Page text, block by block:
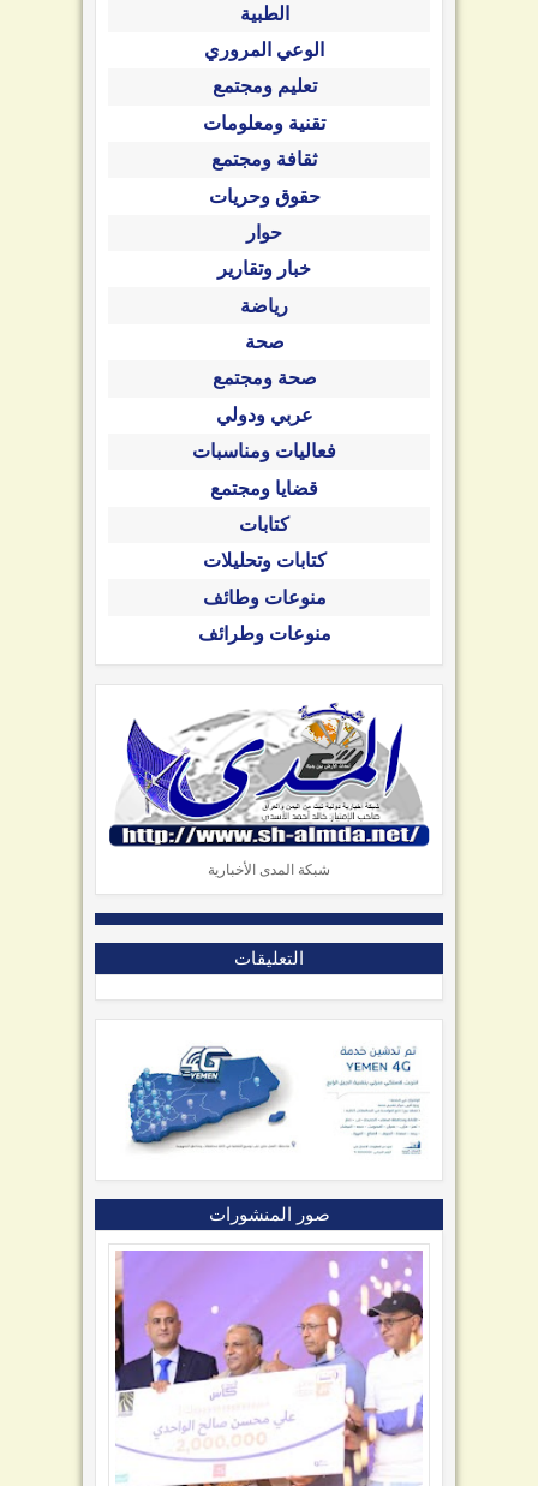
الطبية
الوعي المروري
تعليم ومجتمع
تقنية ومعلومات
ثقافة ومجتمع
حقوق وحريات
حوار
خبار وتقارير
رياضة
صحة
صحة ومجتمع
عربي ودولي
فعاليات ومناسبات
قضايا ومجتمع
كتابات
كتابات وتحليلات
منوعات وطائف
منوعات وطرائف
شبكة المدى الأخبارية
التعليقات
صور المنشورات